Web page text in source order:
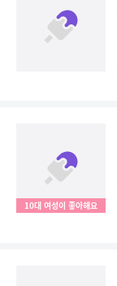
10대 여성이 좋아해요